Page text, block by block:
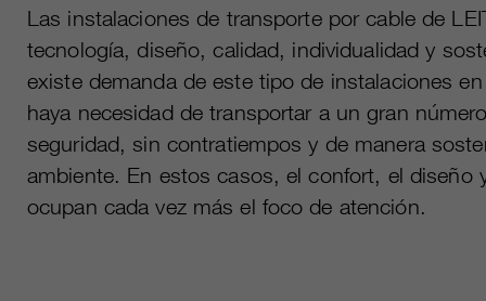
Las instalaciones de transporte por cable de
tecnología, diseño, calidad, individualidad y
existe demanda de este tipo de instalaciones
haya necesidad de transportar a un gran
seguridad, sin contratiempos y de manera
ambiente. En estos casos, el confort, el diseño
ocupan cada vez más el foco de atención.